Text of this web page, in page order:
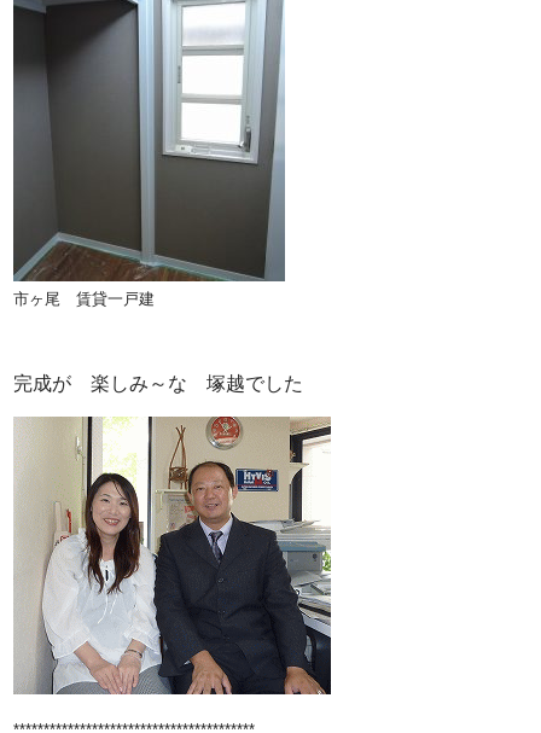
市ヶ尾 賃貸一戸建
完成が 楽しみ～な 塚越でした